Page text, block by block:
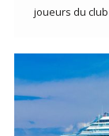
joueurs du